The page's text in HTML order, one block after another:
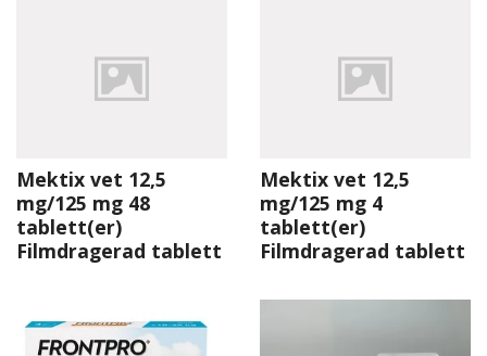
Mektix vet 12,5
mg/125 mg 48
tablett(er)
Filmdragerad tablett
Mektix vet 12,5
mg/125 mg 4
tablett(er)
Filmdragerad tablett